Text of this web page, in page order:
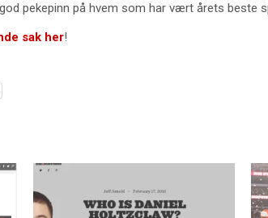
pekepinn på hvem som har vært årets beste
sak her!